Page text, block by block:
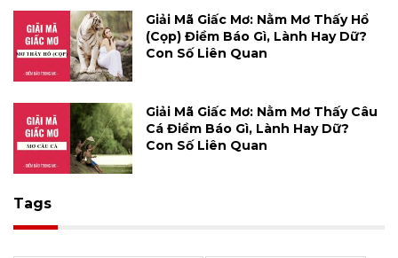
Giải Mã Giấc Mơ: Nằm Mơ Thấy Hổ
(cọp) Điềm Báo Gì, Lành Hay Dữ?
Con Số Liên Quan
Giải Mã Giấc Mơ: Nằm Mơ Thấy Câu
Cá Điềm Báo Gì, Lành Hay Dữ?
Con Số Liên Quan
Tags